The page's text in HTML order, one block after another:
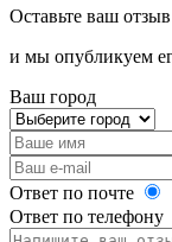
Оставьте ваш отзыв
и мы опубликуем
Ваш город
Ответ по почте
Ответ по телефону